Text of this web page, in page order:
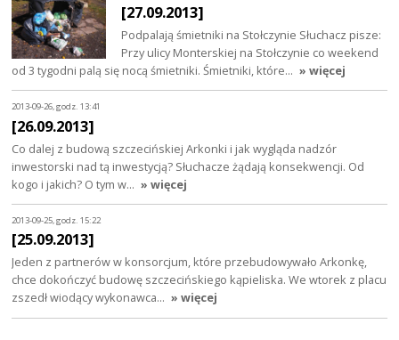
[27.09.2013]
Podpalają śmietniki na Stołczynie Słuchacz pisze:
Przy ulicy Monterskiej na Stołczynie co weekend
od 3 tygodni palą się nocą śmietniki. Śmietniki, które… » więcej
2013-09-26, godz. 13:41
[26.09.2013]
Co dalej z budową szczecińskiej Arkonki i jak wygląda nadzór
inwestorski nad tą inwestycją? Słuchacze żądają konsekwencji. Od
kogo i jakich? O tym w… » więcej
2013-09-25, godz. 15:22
[25.09.2013]
Jeden z partnerów w konsorcjum, które przebudowywało Arkonkę,
chce dokończyć budowę szczecińskiego kąpieliska. We wtorek z placu
zszedł wiodący wykonawca… » więcej